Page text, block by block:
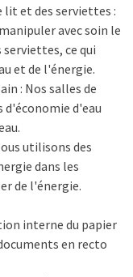
et des serviettes :
avec soin le
ce qui
et de l'énergie.
: Nos salles de
d'économie d'eau
utilisons des
dans les
de l'énergie.
interne du papier
en recto